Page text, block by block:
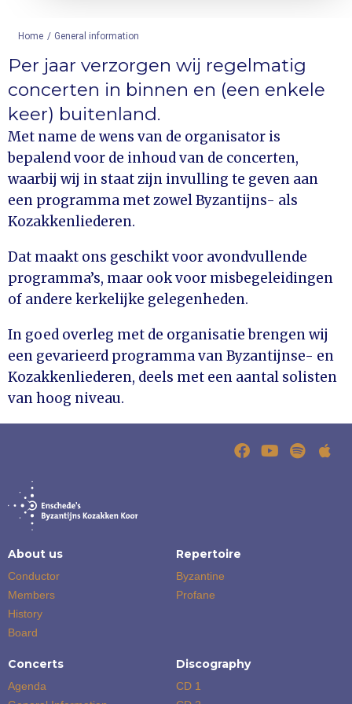
Home / General information
Per jaar verzorgen wij regelmatig
concerten in binnen en (een enkele
keer) buitenland.
Met name de wens van de organisator is
bepalend voor de inhoud van de concerten,
waarbij wij in staat zijn invulling te geven aan
een programma met zowel Byzantijns- als
Kozakkenliederen.
Dat maakt ons geschikt voor avondvullende
programma’s, maar ook voor misbegeleidingen
of andere kerkelijke gelegenheden.
In goed overleg met de organisatie brengen wij
een gevarieerd programma van Byzantijnse- en
Kozakkenliederen, deels met een aantal solisten
van hoog niveau.
About us
Conductor
Members
History
Board
Repertoire
Byzantine
Profane
Concerts
Agenda
Discography
CD 1